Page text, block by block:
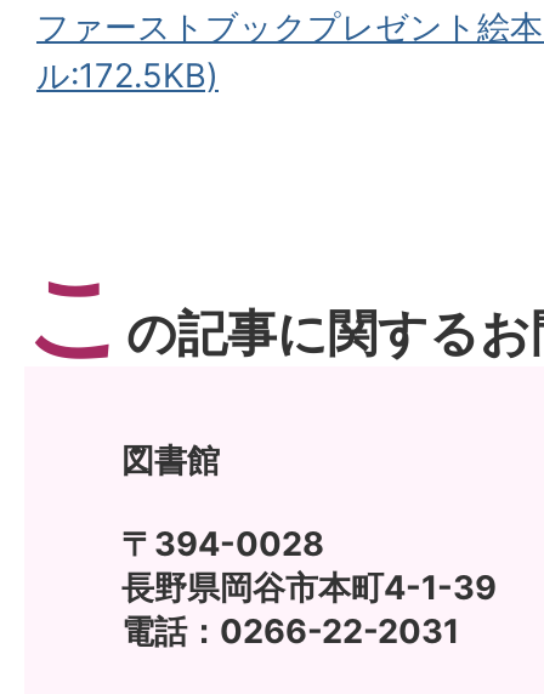
ファーストブックプレゼント絵
ル:172.5KB)
こ の記事に関する
図書館
〒394-0028
長野県岡谷市本町4-1-39
電話：0266-22-2031